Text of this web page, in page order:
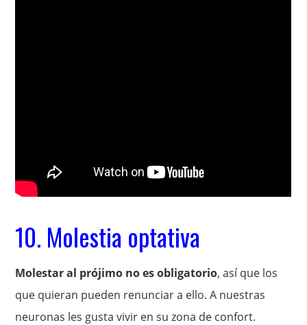
10. Molestia optativa
Molestar al prójimo no es obligatorio, así que los
que quieran pueden renunciar a ello. A nuestras
neuronas les gusta vivir en su zona de confort.